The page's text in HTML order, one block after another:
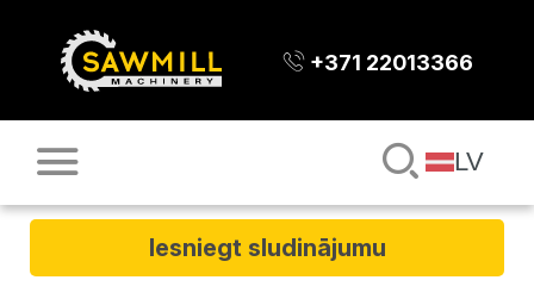
+371 22013366
LV
Iesniegt sludinājumu